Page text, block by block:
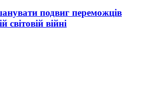
подвиг переможців
світовій війні